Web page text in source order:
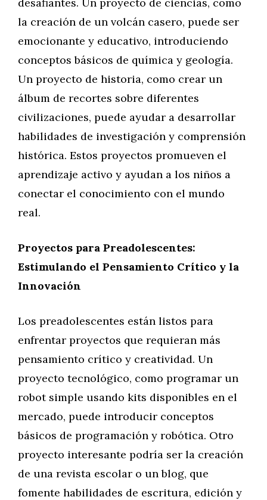
la creación de un volcán casero, puede ser
emocionante y educativo, introduciendo
conceptos básicos de química y geología.
Un proyecto de historia, como crear un
álbum de recortes sobre diferentes
civilizaciones, puede ayudar a desarrollar
habilidades de investigación y comprensión
histórica. Estos proyectos promueven el
aprendizaje activo y ayudan a los niños a
conectar el conocimiento con el mundo
real.
Proyectos para Preadolescentes:
Estimulando el Pensamiento Crítico y la
Innovación
Los preadolescentes están listos para
enfrentar proyectos que requieran más
pensamiento crítico y creatividad. Un
proyecto tecnológico, como programar un
robot simple usando kits disponibles en el
mercado, puede introducir conceptos
básicos de programación y robótica. Otro
proyecto interesante podría ser la creación
de una revista escolar o un blog, que
fomente habilidades de escritura, edición y